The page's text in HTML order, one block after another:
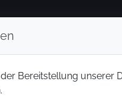
Bereitstellung unserer